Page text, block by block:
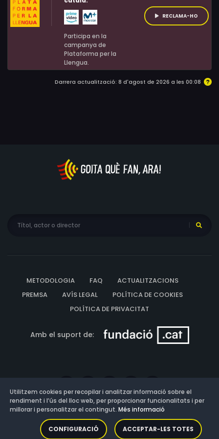
Participa en la
campanya de
Plataforma per la
Llengua.
RECLAMA-HO
Darrera actualització: 8 d'agost de 2026 a les 00:08
METODOLOGIA FAQ
ACTUALITZACIONS
PREMSA
AVÍS LEGAL
POLÍTICA DE COOKIES
POLÍTICA DE PRIVACITAT
Amb el suport de:
Versió: 3.13.0.202607011342
Utilitzem cookies per recopilar i analitzar informació sobre el
rendiment i l’ús del lloc web, per proporcionar funcionalitats i per
millorar i personalitzar el contingut. Més informació
CONFIGURACIÓ ACCEPTAR-LES TOTES